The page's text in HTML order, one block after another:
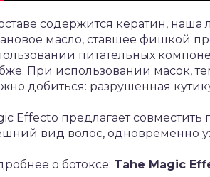
содержится кератин,
масло, ставшее фишкой
питательных
При использовании масок,
добиться: разрушенная
Effecto предлагает
вид волос, одновременно
о ботоксе: Tahe Magic